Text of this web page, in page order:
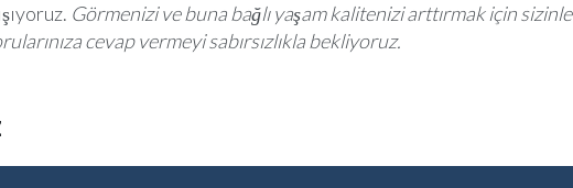
Görmenizi ve buna bağlı yaşam kalitenizi arttırmak için sizinle
cevap vermeyi sabırsızlıkla bekliyoruz.